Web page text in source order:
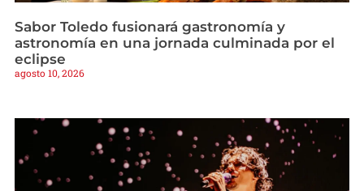
Sabor Toledo fusionará gastronomía y
astronomía en una jornada culminada por el
eclipse
agosto 10, 2026